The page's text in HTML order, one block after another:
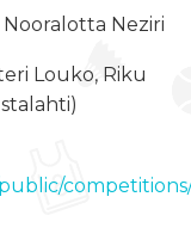
Nooralotta Neziri
Louko, Riku